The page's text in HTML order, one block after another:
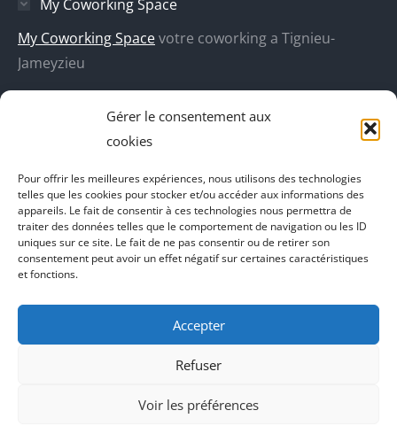
Gérer le consentement aux
cookies
Pour offrir les meilleures expériences, nous utilisons des technologies
telles que les cookies pour stocker et/ou accéder aux informations des
appareils. Le fait de consentir à ces technologies nous permettra de
traiter des données telles que le comportement de navigation ou les ID
uniques sur ce site. Le fait de ne pas consentir ou de retirer son
consentement peut avoir un effet négatif sur certaines caractéristiques
et fonctions.
Accepter
Refuser
Voir les préférences
dans
une
nouvelle
dans
une
nouvelle
dans
une
nouvelle
dans
une
My Coworking Space
My Coworking Spacevotre coworking a Tignieu-
Jameyzieu
Agence de communication Akinai
Vecteur de croissance
L'instant Ki
Il parlent de vous